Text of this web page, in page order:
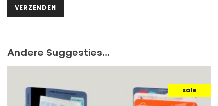
Andere Suggesties…
sale